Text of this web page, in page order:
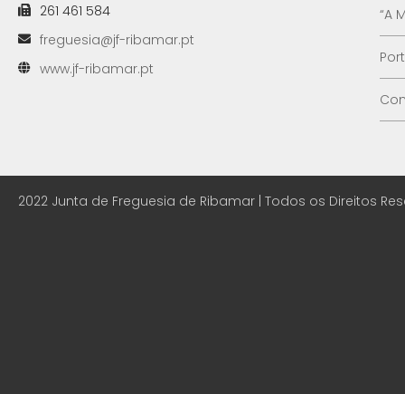
261 461 584
freguesia@jf-ribamar.pt
www.jf-ribamar.pt
“A
2022 Junta de Freguesia de Ribamar | Todos os Direitos